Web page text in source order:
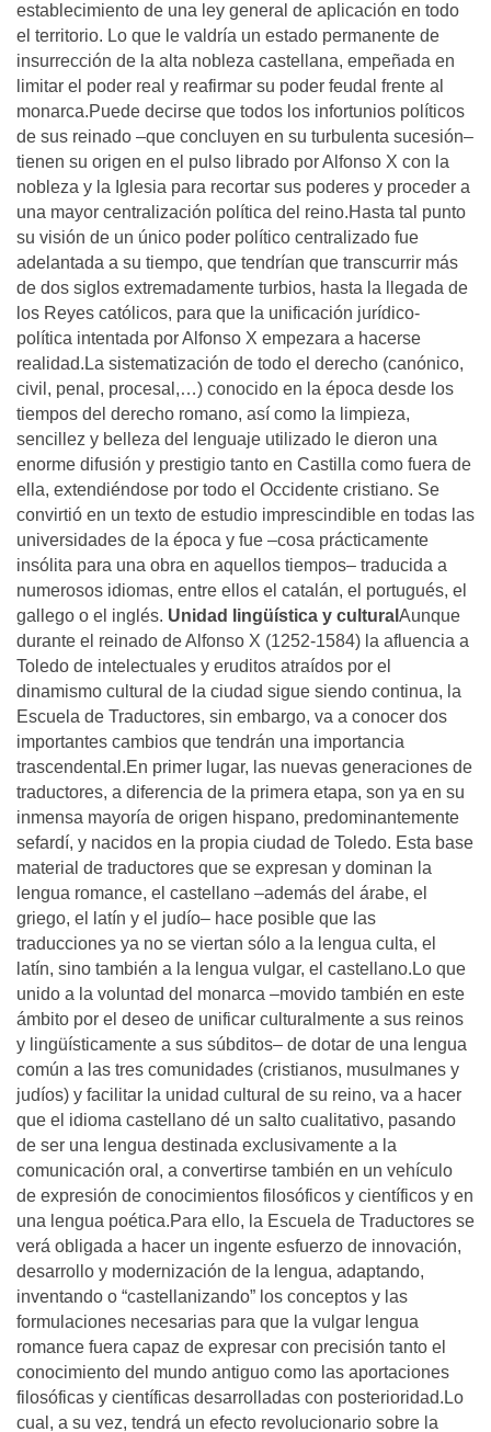
establecimiento de una ley general de aplicación en todo
el territorio. Lo que le valdría un estado permanente de
insurrección de la alta nobleza castellana, empeñada en
limitar el poder real y reafirmar su poder feudal frente al
monarca.Puede decirse que todos los infortunios políticos
de sus reinado –que concluyen en su turbulenta sucesión–
tienen su origen en el pulso librado por Alfonso X con la
nobleza y la Iglesia para recortar sus poderes y proceder a
una mayor centralización política del reino.Hasta tal punto
su visión de un único poder político centralizado fue
adelantada a su tiempo, que tendrían que transcurrir más
de dos siglos extremadamente turbios, hasta la llegada de
los Reyes católicos, para que la unificación jurídico-
política intentada por Alfonso X empezara a hacerse
realidad.La sistematización de todo el derecho (canónico,
civil, penal, procesal,…) conocido en la época desde los
tiempos del derecho romano, así como la limpieza,
sencillez y belleza del lenguaje utilizado le dieron una
enorme difusión y prestigio tanto en Castilla como fuera de
ella, extendiéndose por todo el Occidente cristiano. Se
convirtió en un texto de estudio imprescindible en todas las
universidades de la época y fue –cosa prácticamente
insólita para una obra en aquellos tiempos– traducida a
numerosos idiomas, entre ellos el catalán, el portugués, el
gallego o el inglés. Unidad lingüística y cultural Aunque
durante el reinado de Alfonso X (1252-1584) la afluencia a
Toledo de intelectuales y eruditos atraídos por el
dinamismo cultural de la ciudad sigue siendo continua, la
Escuela de Traductores, sin embargo, va a conocer dos
importantes cambios que tendrán una importancia
trascendental.En primer lugar, las nuevas generaciones de
traductores, a diferencia de la primera etapa, son ya en su
inmensa mayoría de origen hispano, predominantemente
sefardí, y nacidos en la propia ciudad de Toledo. Esta base
material de traductores que se expresan y dominan la
lengua romance, el castellano –además del árabe, el
griego, el latín y el judío– hace posible que las
traducciones ya no se viertan sólo a la lengua culta, el
latín, sino también a la lengua vulgar, el castellano.Lo que
unido a la voluntad del monarca –movido también en este
ámbito por el deseo de unificar culturalmente a sus reinos
y lingüísticamente a sus súbditos– de dotar de una lengua
común a las tres comunidades (cristianos, musulmanes y
judíos) y facilitar la unidad cultural de su reino, va a hacer
que el idioma castellano dé un salto cualitativo, pasando
de ser una lengua destinada exclusivamente a la
comunicación oral, a convertirse también en un vehículo
de expresión de conocimientos filosóficos y científicos y en
una lengua poética.Para ello, la Escuela de Traductores se
verá obligada a hacer un ingente esfuerzo de innovación,
desarrollo y modernización de la lengua, adaptando,
inventando o “castellanizando” los conceptos y las
formulaciones necesarias para que la vulgar lengua
romance fuera capaz de expresar con precisión tanto el
conocimiento del mundo antiguo como las aportaciones
filosóficas y científicas desarrolladas con posterioridad.Lo
cual, a su vez, tendrá un efecto revolucionario sobre la